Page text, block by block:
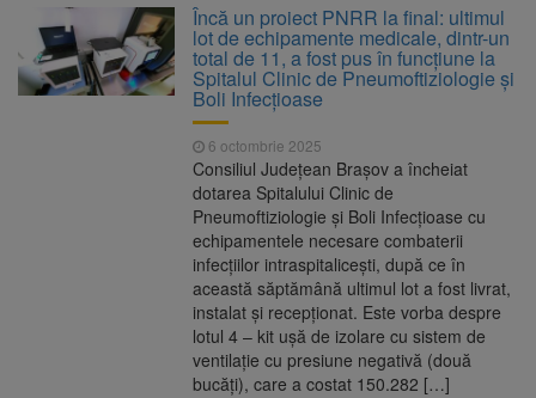
Încă un proiect PNRR la final: ultimul
lot de echipamente medicale, dintr-un
total de 11, a fost pus în funcţiune la
Spitalul Clinic de Pneumoftiziologie şi
Boli Infecţioase
6 octombrie 2025
Consiliul Judeţean Braşov a încheiat
dotarea Spitalului Clinic de
Pneumoftiziologie și Boli Infecțioase cu
echipamentele necesare combaterii
infecțiilor intraspitalicești, după ce în
această săptămână ultimul lot a fost livrat,
instalat și recepționat. Este vorba despre
lotul 4 – kit ușă de izolare cu sistem de
ventilație cu presiune negativă (două
bucăţi), care a costat 150.282 […]